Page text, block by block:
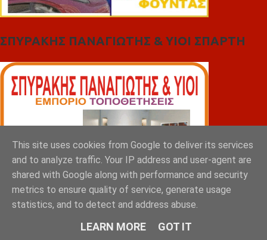
ΣΠΥΡΑΚΗΣ ΠΑΝΑΓΙΩΤΗΣ & YIOI ΣΠΑΡΤΗ
This site uses cookies from Google to deliver its services
and to analyze traffic. Your IP address and user-agent are
shared with Google along with performance and security
metrics to ensure quality of service, generate usage
statistics, and to detect and address abuse.
LEARN MORE GOT IT